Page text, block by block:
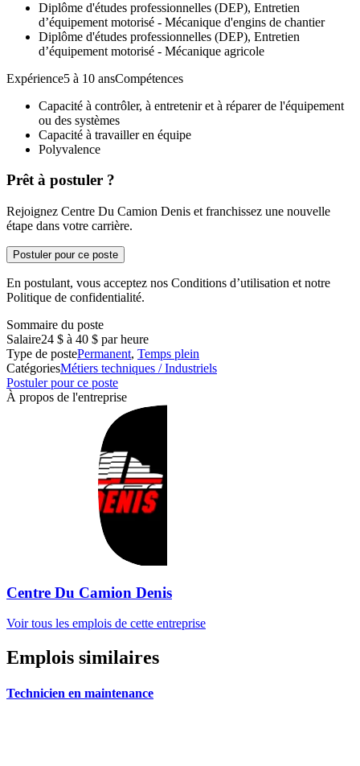
Diplôme d'études professionnelles (DEP), Entretien
d’équipement motorisé - Mécanique d'engins de chantier
Diplôme d'études professionnelles (DEP), Entretien
d’équipement motorisé - Mécanique agricole
Expérience5 à 10 ansCompétences
Capacité à contrôler, à entretenir et à réparer de l'équipement
ou des systèmes
Capacité à travailler en équipe
Polyvalence
Prêt à postuler ?
Rejoignez Centre Du Camion Denis et franchissez une nouvelle
étape dans votre carrière.
Postuler pour ce poste
En postulant, vous acceptez nos Conditions d’utilisation et notre
Politique de confidentialité.
Sommaire du poste
Salaire24 $ à 40 $ par heure
Type de postePermanent, Temps plein
CatégoriesMétiers techniques / Industriels
Postuler pour ce poste
À propos de l'entreprise
Centre Du Camion Denis
Voir tous les emplois de cette entreprise
Emplois similaires
Technicien en maintenance